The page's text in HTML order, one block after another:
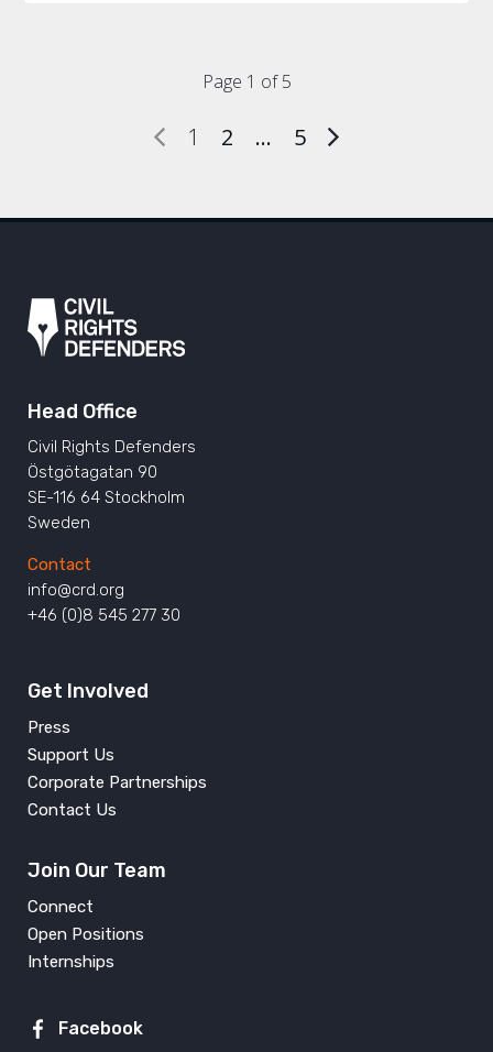
Page 1 of 5
1 2 … 5
Head Office
Civil Rights Defenders
Östgötagatan 90
SE-116 64 Stockholm
Sweden
Contact
info@crd.org
+46 (0)8 545 277 30
Get Involved
Press
Support Us
Corporate Partnerships
Contact Us
Join Our Team
Connect
Open Positions
Internships
Facebook